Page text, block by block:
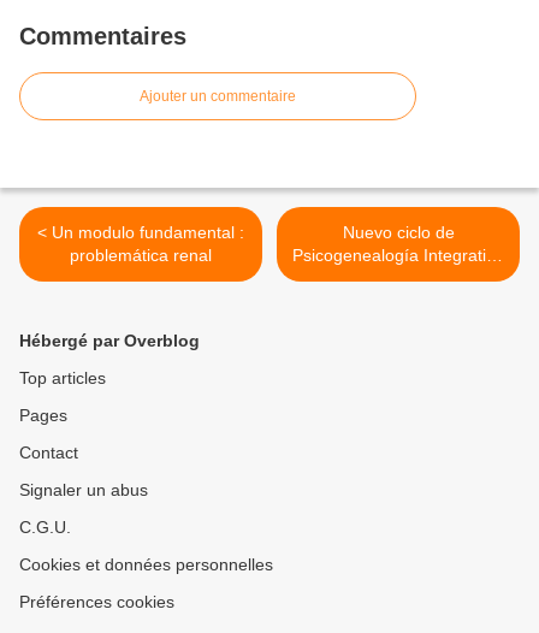
Commentaires
Ajouter un commentaire
< Un modulo fundamental :
problemática renal
Nuevo ciclo de
Psicogenealogía Integrativa
, inicia 14-15 de febrero,
Hébergé par Overblog
Top articles
Pages
Contact
Signaler un abus
C.G.U.
Cookies et données personnelles
Préférences cookies